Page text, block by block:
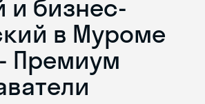
и бизнес-
в Муроме
Премиум